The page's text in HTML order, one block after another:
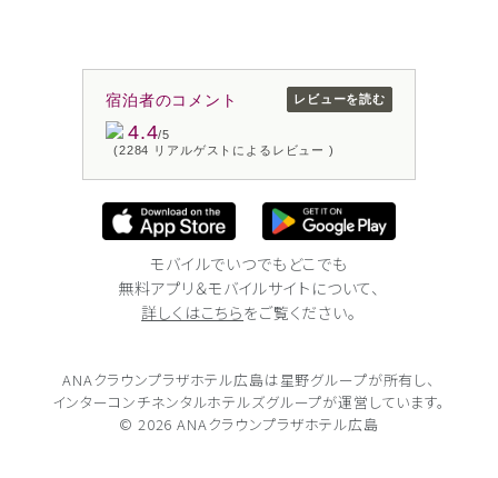
宿泊者のコメント
4.4/5
(2284 リアルゲストによるレビュー )
レビューを読む
モバイルでいつでもどこでも
無料アプリ＆モバイルサイトについて、
詳しくはこちらをご覧ください。
ANAクラウンプラザホテル広島は星野グループが所有し、
インターコンチネンタルホテルズグループが運営しています。
© 2026 ANAクラウンプラザホテル広島